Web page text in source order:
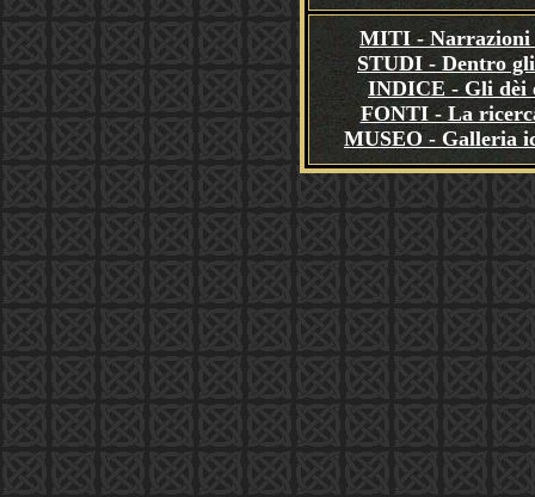
MITI - Narrazioni
STUDI - Dentro
INDICE - Gli dèi
FONTI - La
MUSEO - Galleria